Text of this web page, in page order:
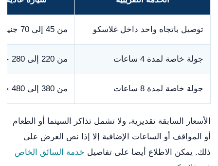
توصيل باتجاه واحد داخل غلاسكو من 45 إلى 70 جنيها
جولة خاصة لمدة 4 ساعات من 220 إلى 280 جنيها
جولة خاصة لمدة 8 ساعات من 380 إلى 480 جنيها
الأسعار السابقة تقديرية، ولا تشمل تذاكر السينما أو الطعام
أو المواقف أو الساعات الإضافية إلا إذا نص العرض على
ذلك. يمكن الاطلاع أيضا على تفاصيل خدمة السائق الخاص